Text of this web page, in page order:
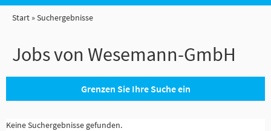
Start Suchergebnisse
Jobs von Wesemann-GmbH
Grenzen Sie Ihre Suche ein
Keine Suchergebnisse gefunden.